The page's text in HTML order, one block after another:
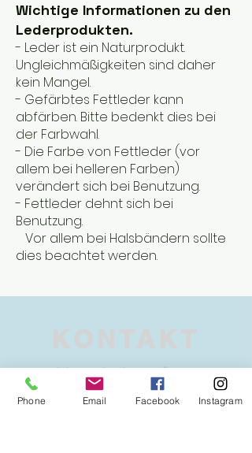
Wichtige Informationen zu den
Lederprodukten.
- Leder ist ein Naturprodukt.
Ungleichmäßigkeiten sind daher
kein Mangel.
- Gefärbtes Fettleder kann
abfärben. Bitte bedenkt dies bei
der Farbwahl.
- Die Farbe von Fettleder (vor
allem bei helleren Farben)
verändert sich bei Benutzung.
- Fettleder dehnt sich bei
Benutzung.
Vor allem bei Halsbändern sollte
dies beachtet werden.
We'd love to hear from you
Phone Email Facebook Instagram